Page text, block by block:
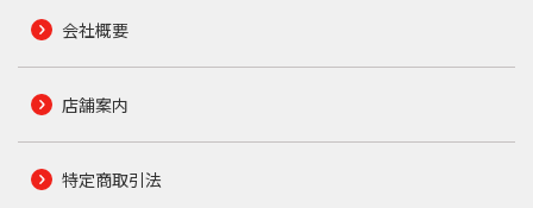
会社概要
店舗案内
特定商取引法